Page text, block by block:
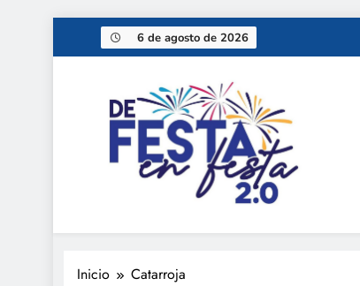
6 de agosto de 2026
De festa en festa 2.0
Inicio Catarroja